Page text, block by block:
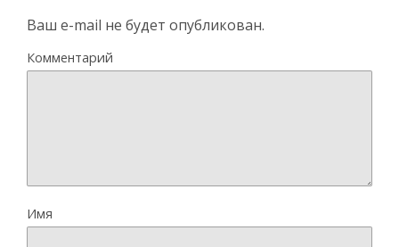
Ваш e-mail не будет опубликован.
Комментарий
Имя